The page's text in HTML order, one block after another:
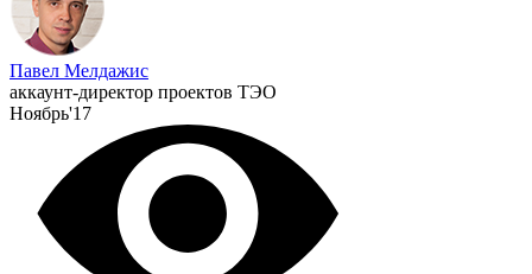
Павел Мелдажис
аккаунт-директор проектов ТЭО
Ноябрь'17